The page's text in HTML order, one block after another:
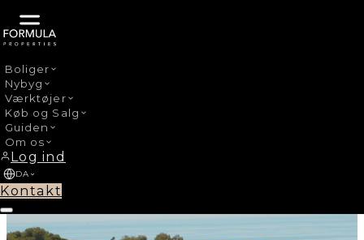
Boliger
Nybyg
Værktøjer
Køb og Salg
Guiden
Om os
Log ind
DA
Kontakt